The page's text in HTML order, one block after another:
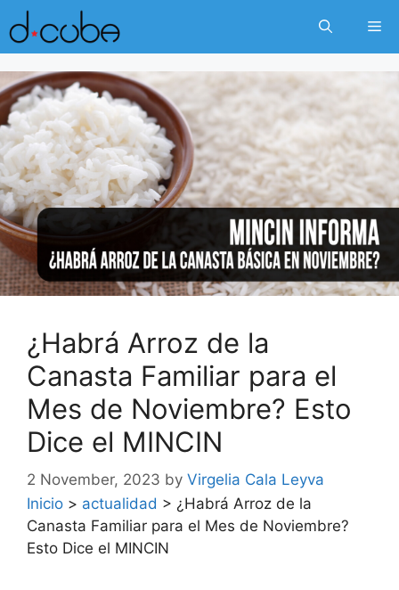
Skip
to
content
¿Habrá Arroz de la
Canasta Familiar para el
Mes de Noviembre? Esto
Dice el MINCIN
2 November, 2023 by Virgelia Cala Leyva
Inicio > actualidad > ¿Habrá Arroz de la
Canasta Familiar para el Mes de Noviembre?
Esto Dice el MINCIN